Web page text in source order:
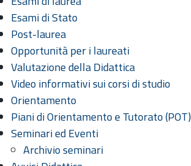
Esami di Stato
Post-laurea
Opportunità per i laureati
Valutazione della Didattica
Video informativi sui corsi di studio
Orientamento
Piani di Orientamento e Tutorato (POT)
Seminari ed Eventi
Archivio seminari